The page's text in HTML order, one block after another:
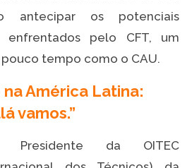
antecipar os potenciais
enfrentados pelo CFT, um
tempo como o CAU.
na América Latina:
vamos.”
Presidente da OITEC